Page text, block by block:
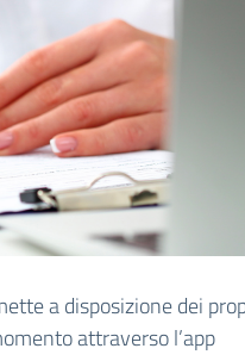
a disposizione dei
attraverso l’app